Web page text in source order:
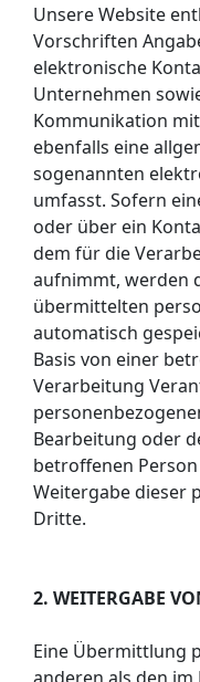
Unsere Website
Vorschriften
elektronische
Unternehmen
Kommunikation
ebenfalls eine
sogenannten
umfasst. Sofern
oder über ein
dem für die
aufnimmt, werden
übermittelten
automatisch
Basis von einer
Verarbeitung
Bearbeitung oder
betroffenen
Weitergabe dieser
Dritte.
2. WEITERGABE
Eine Übermittlung